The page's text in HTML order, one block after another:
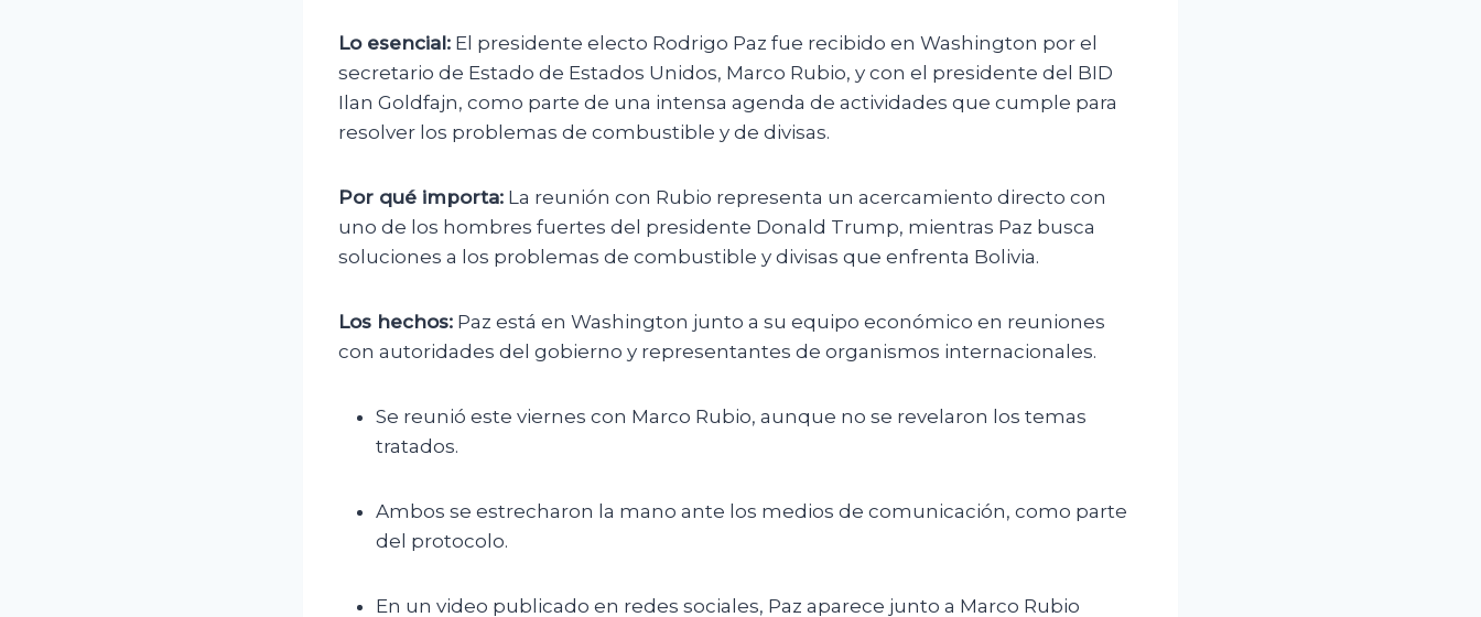
Lo esencial: El presidente electo Rodrigo Paz fue recibido en Washington por el
secretario de Estado de Estados Unidos, Marco Rubio, y con el presidente del BID
Ilan Goldfajn, como parte de una intensa agenda de actividades que cumple para
resolver los problemas de combustible y de divisas.
Por qué importa: La reunión con Rubio representa un acercamiento directo con
uno de los hombres fuertes del presidente Donald Trump, mientras Paz busca
soluciones a los problemas de combustible y divisas que enfrenta Bolivia.
Los hechos: Paz está en Washington junto a su equipo económico en reuniones
con autoridades del gobierno y representantes de organismos internacionales.
Se reunió este viernes con Marco Rubio, aunque no se revelaron los temas
tratados.
Ambos se estrecharon la mano ante los medios de comunicación, como parte
del protocolo.
En un video publicado en redes sociales, Paz aparece junto a Marco Rubio